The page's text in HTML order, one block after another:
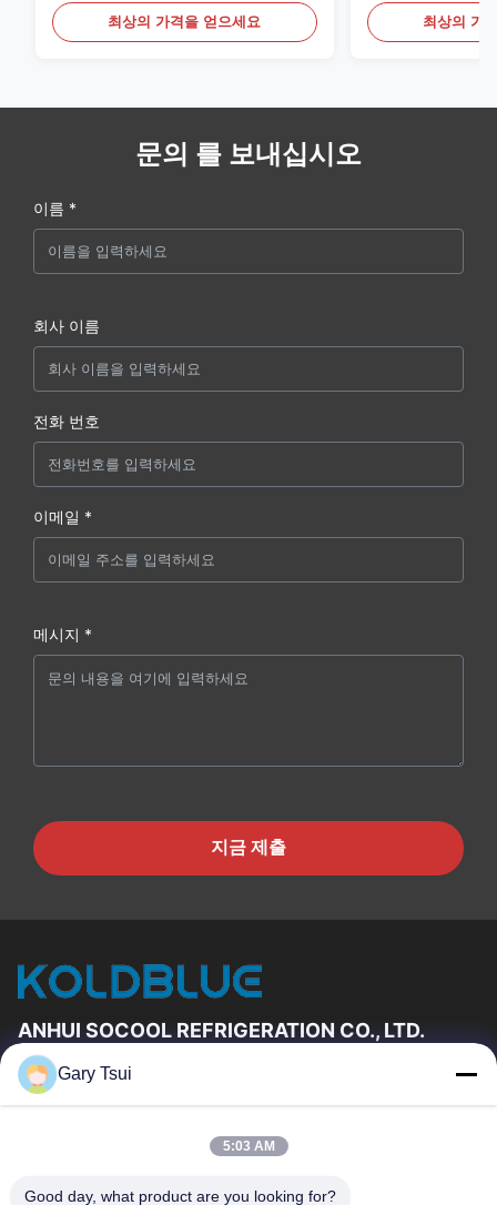
최상의 가격을 얻으세요 최상의 가
문의 를 보내십시오
이름 *
회사 이름
전화 번호
이메일 *
메시지 *
지금 제출
ANHUI SOCOOL REFRIGERATION CO., LTD.
빠른 링크
우리에 대하여
공장 여행
품질 관리
Gary Tsui
5:03 AM
Good day, what product are you looking for?